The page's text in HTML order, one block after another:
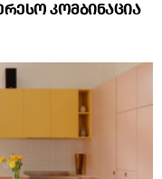
კომბინაცია